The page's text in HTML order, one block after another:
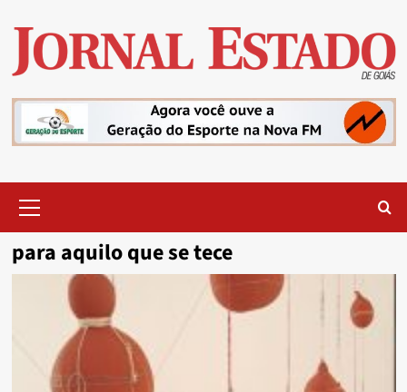
content
Menu
para aquilo que se tece